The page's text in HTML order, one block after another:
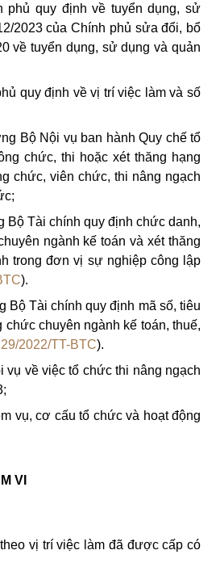
phủ quy định về tuyển dụng, sử
2023 của Chính phủ sửa đổi, bổ
về tuyển dụng, sử dụng và quản
quy định về vị trí việc làm và số
Bộ Nội vụ ban hành Quy chế tổ
chức, thi hoặc xét thăng hạng
chức, viên chức, thi nâng ngạch
Bộ Tài chính quy định chức danh,
ngành kế toán và xét thăng
trong đơn vị sự nghiệp công lập
).
Bộ Tài chính quy định mã số, tiêu
chuyên ngành kế toán, thuế,
29/2022/TT-BTC).
vụ về việc tổ chức thi nâng ngạch
vụ, cơ cấu tổ chức và hoạt động
VI
vị trí việc làm đã được cấp có